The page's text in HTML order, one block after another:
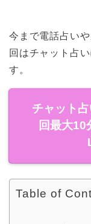
今まで電話占い
回はチャット占
す。
チャット
回最大10
Table of